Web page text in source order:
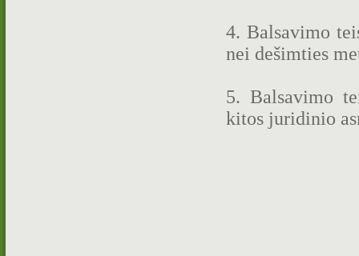
4. Balsavimo
nei dešimties
5. Balsavimo
kitos juridinio